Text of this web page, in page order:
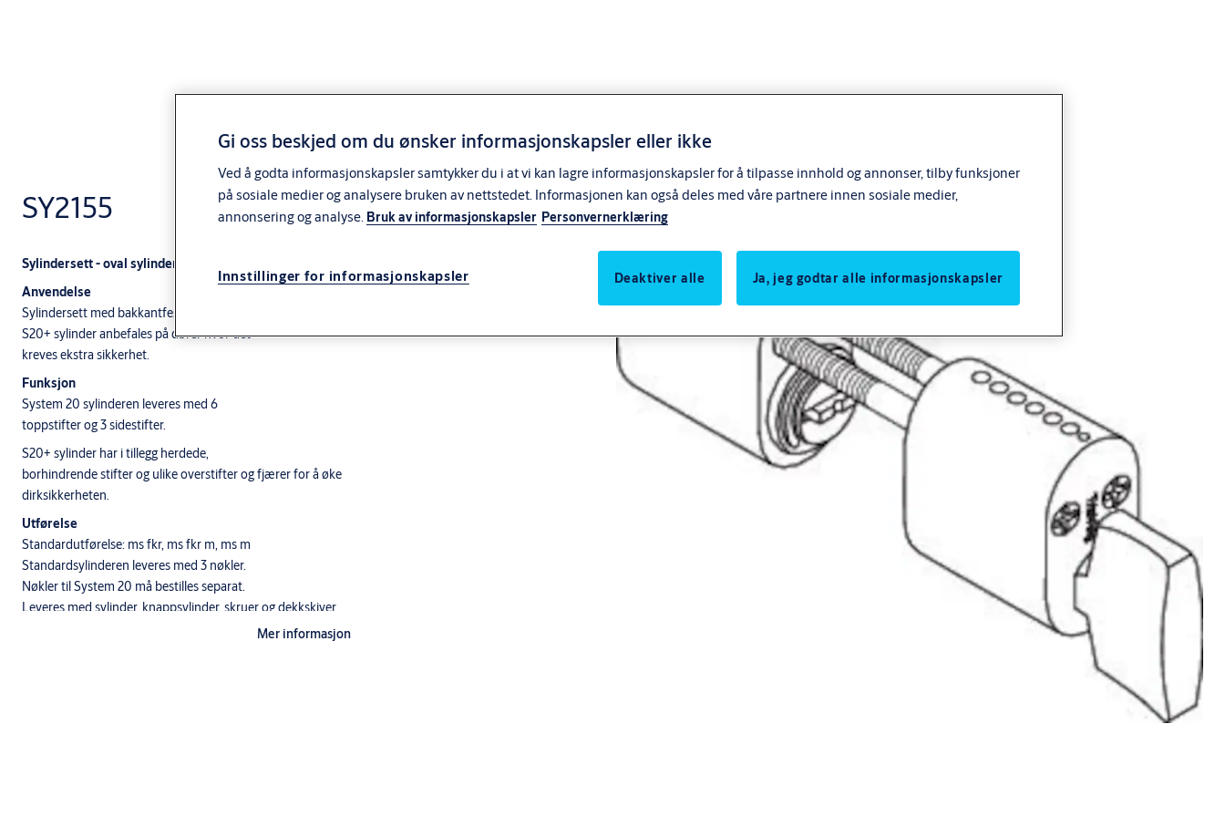
SY2155
Sylindersett - oval sylinder med bakkantfeste og knappsylinder
Anvendelse
Sylindersett med bakkantfeste.
S20+ sylinder anbefales på dører hvor det
kreves ekstra sikkerhet.
Funksjon
System 20 sylinderen leveres med 6
toppstifter og 3 sidestifter.
S20+ sylinder har i tillegg herdede,
borhindrende stifter og ulike overstifter og fjærer for å øke
dirksikkerheten.
Utførelse
Standardutførelse: ms fkr, ms fkr m, ms m
Standardsylinderen leveres med 3 nøkler.
Nøkler til System 20 må bestilles separat.
Leveres med sylinder, knappsylinder, skruer og dekkskiver.
Mer informasjon
Gi oss beskjed om du ønsker informasjonskapsler eller ikke
Ved å godta informasjonskapsler samtykker du i at vi kan lagre informasjonskapsler for å tilpasse innhold og annonser, tilby funksjoner
på sosiale medier og analysere bruken av nettstedet. Informasjonen kan også deles med våre partnere innen sosiale medier,
annonsering og analyse. Bruk av informasjonskapsler Personvernerklæring
Innstillinger for informasjonskapsler Deaktiver alle Ja, jeg godtar alle informasjonskapsler